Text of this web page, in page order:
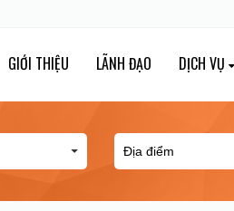
GIỚI THIỆU LÃNH ĐẠO DỊCH VỤ